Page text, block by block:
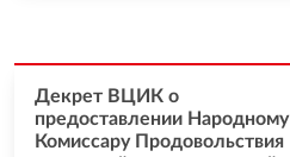
Декрет ВЦИК о
предоставлении Народному
Комиссару Продовольствия